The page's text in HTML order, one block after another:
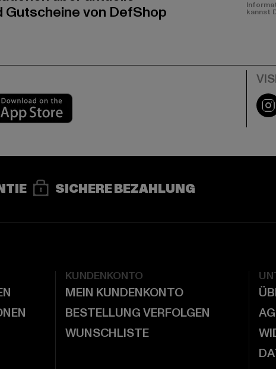
Gutscheine von DefShop
kannst
SICHERE BEZAHLUNG
KUNDENKONTO
MEIN KUNDENKONTO
BESTELLUNG VERFOLGEN
WUNSCHLISTE